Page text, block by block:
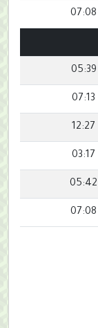
07:08
05:39
07:13
12:27
03:17
05:42
07:08